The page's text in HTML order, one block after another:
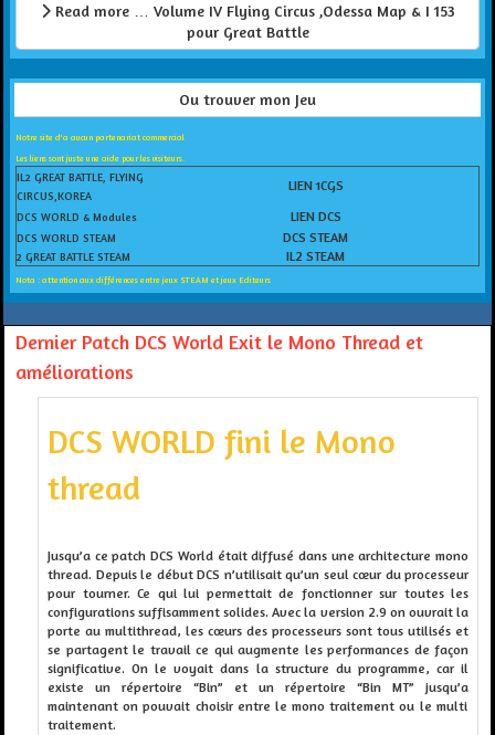
Read more … Volume IV Flying Circus ,Odessa Map & I 153
pour Great Battle
Ou trouver mon Jeu
Notre site d'a aucun partenariat commercial
Les liens sont juste une aide pour les visiteurs.
IL2 GREAT BATTLE, FLYING
CIRCUS,KOREA
LIEN 1CGS
DCS WORLD & Modules LIEN DCS
DCS WORLD STEAM DCS STEAM
2 GREAT BATTLE STEAM IL2 STEAM
Nota : attention aux différences entre jeux STEAM et jeux Editeurs
Dernier Patch DCS World Exit le Mono Thread et
améliorations
DCS WORLD fini le Mono
thread
Jusqu’a ce patch DCS World était diffusé dans une architecture mono
thread. Depuis le début DCS n’utilisait qu’un seul cœur du processeur
pour tourner. Ce qui lui permettait de fonctionner sur toutes les
configurations suffisamment solides. Avec la version 2.9 on ouvrait la
porte au multithread, les cœurs des processeurs sont tous utilisés et
se partagent le travail ce qui augmente les performances de façon
significative. On le voyait dans la structure du programme, car il
existe un répertoire “Bin” et un répertoire “Bin MT” jusqu’a
maintenant on pouvait choisir entre le mono traitement ou le multi
traitement.